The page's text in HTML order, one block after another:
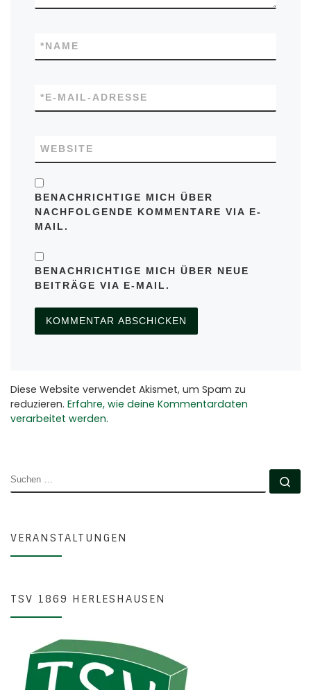
NAME
*
E-MAIL-ADRESSE
*
WEBSITE
BENACHRICHTIGE MICH ÜBER
NACHFOLGENDE KOMMENTARE VIA E-
MAIL.
BENACHRICHTIGE MICH ÜBER NEUE
BEITRÄGE VIA E-MAIL.
Diese Website verwendet Akismet, um Spam zu
reduzieren. Erfahre, wie deine Kommentardaten
verarbeitet werden.
SUCHE
VERANSTALTUNGEN
TSV 1869 HERLESHAUSEN